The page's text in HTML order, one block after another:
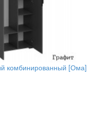
комбинированный [Ома]